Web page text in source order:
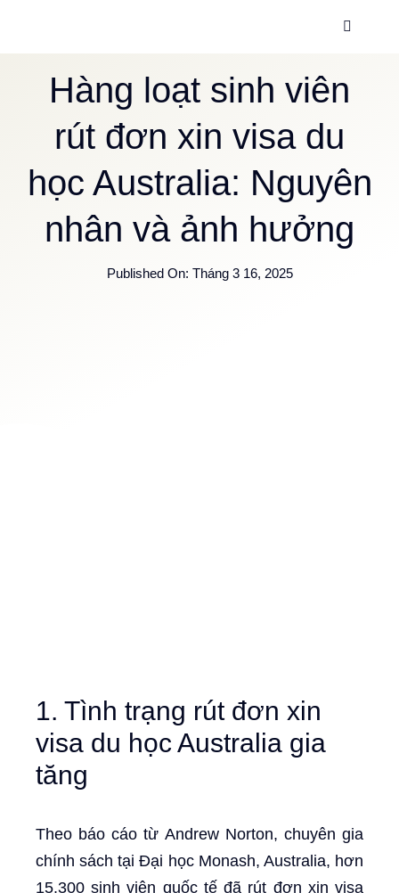
Toggle
Về
Thông
Hàng loạt sinh viên
rút đơn xin visa du
học Australia: Nguyên
nhân và ảnh hưởng
Published On: Tháng 3 16, 2025
1. Tình trạng rút đơn xin
visa du học Australia gia
tăng
Theo báo cáo từ Andrew Norton, chuyên gia
chính sách tại Đại học Monash, Australia, hơn
15.300 sinh viên quốc tế đã rút đơn xin visa